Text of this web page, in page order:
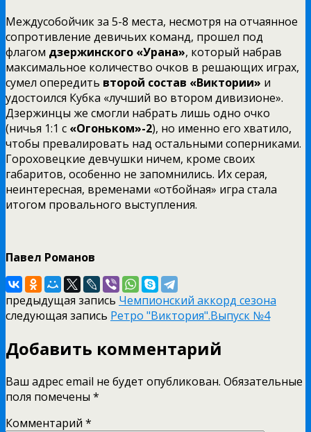
Междусобойчик за 5-8 места, несмотря на отчаянное
сопротивление девичьих команд, прошел под
флагом дзержинского «Урана», который набрав
максимальное количество очков в решающих играх,
сумел опередить второй состав «Виктории» и
удостоился Кубка «лучший во втором дивизионе».
Дзержинцы же смогли набрать лишь одно очко
(ничья 1:1 с «Огоньком»-2), но именно его хватило,
чтобы превалировать над остальными соперниками.
Гороховецкие девчушки ничем, кроме своих
габаритов, особенно не запомнились. Их серая,
неинтересная, временами «отбойная» игра стала
итогом провального выступления.
Павел Романов
предыдущая запись Чемпионский аккорд сезона
следующая запись Ретро "Виктория".Выпуск №4
Добавить комментарий
Ваш адрес email не будет опубликован. Обязательные
поля помечены *
Комментарий *